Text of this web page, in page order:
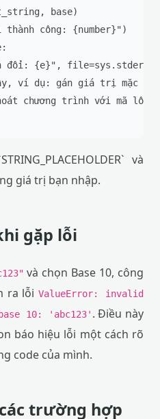
base)
thành công: {number}")
{e}", file=sys.stderr)
ví dụ: gán giá trị mặc
chương trình với mã lỗi
và
giá trị bạn nhập.
gặp lỗi
và chọn Base 10, công
ra lỗiValueError: invalid
10: 'abc123' . Điều này
báo hiệu lỗi một cách rõ
code của mình.
trường hợp